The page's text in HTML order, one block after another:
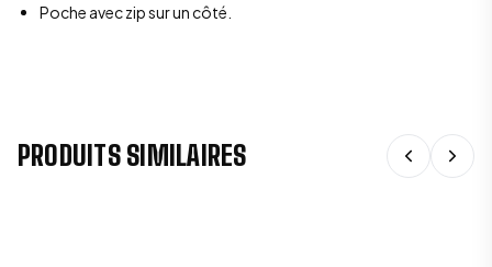
Poche avec zip sur un côté.
PRODUITS SIMILAIRES